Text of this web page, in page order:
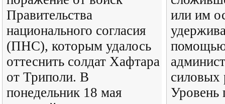
Правительства
национального согласия
(ПНС), которым удалось
оттеснить солдат Хафтара
от Триполи. В
понедельник 18 мая
или им
силовых
Уровень